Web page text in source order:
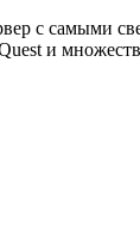
с самыми
и